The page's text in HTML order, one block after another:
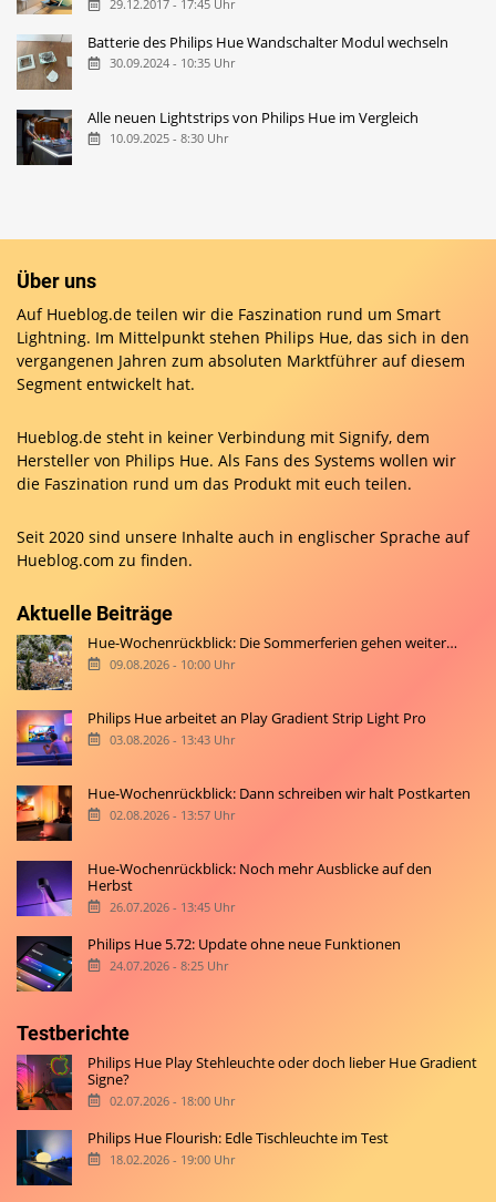
29.12.2017 - 17:45 Uhr
Batterie des Philips Hue Wandschalter Modul wechseln
30.09.2024 - 10:35 Uhr
Alle neuen Lightstrips von Philips Hue im Vergleich
10.09.2025 - 8:30 Uhr
Über uns
Auf Hueblog.de teilen wir die Faszination rund um Smart
Lightning. Im Mittelpunkt stehen Philips Hue, das sich in den
vergangenen Jahren zum absoluten Marktführer auf diesem
Segment entwickelt hat.
Hueblog.de steht in keiner Verbindung mit Signify, dem
Hersteller von Philips Hue. Als Fans des Systems wollen wir
die Faszination rund um das Produkt mit euch teilen.
Seit 2020 sind unsere Inhalte auch in englischer Sprache auf
Hueblog.com zu finden.
Aktuelle Beiträge
Hue-Wochenrückblick: Die Sommerferien gehen weiter…
09.08.2026 - 10:00 Uhr
Philips Hue arbeitet an Play Gradient Strip Light Pro
03.08.2026 - 13:43 Uhr
Hue-Wochenrückblick: Dann schreiben wir halt Postkarten
02.08.2026 - 13:57 Uhr
Hue-Wochenrückblick: Noch mehr Ausblicke auf den
Herbst
26.07.2026 - 13:45 Uhr
Philips Hue 5.72: Update ohne neue Funktionen
24.07.2026 - 8:25 Uhr
Testberichte
Philips Hue Play Stehleuchte oder doch lieber Hue Gradient
Signe?
02.07.2026 - 18:00 Uhr
Philips Hue Flourish: Edle Tischleuchte im Test
18.02.2026 - 19:00 Uhr